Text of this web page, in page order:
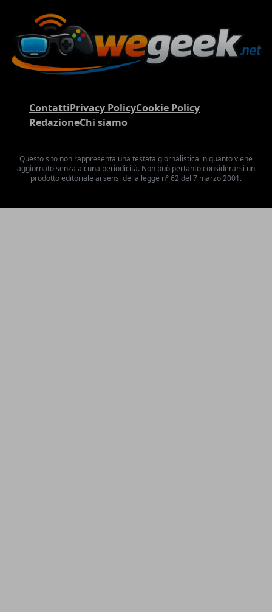
ContattiPrivacy PolicyCookie Policy
RedazioneChi siamo
Questo sito non rappresenta una testata giornalistica in quanto viene
aggiornato senza alcuna periodicità. Non può pertanto considerarsi un
prodotto editoriale ai sensi della legge n° 62 del 7 marzo 2001.